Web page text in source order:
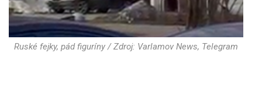
Ruské fejky, pád figuríny / Zdroj: Varlamov News, Telegram